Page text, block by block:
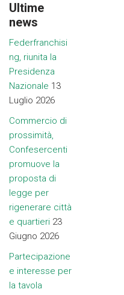
Ultime
news
Federfranchisi
ng, riunita la
Presidenza
Nazionale 13
Luglio 2026
Commercio di
prossimità,
Confesercenti
promuove la
proposta di
legge per
rigenerare città
e quartieri 23
Giugno 2026
Partecipazione
e interesse per
la tavola